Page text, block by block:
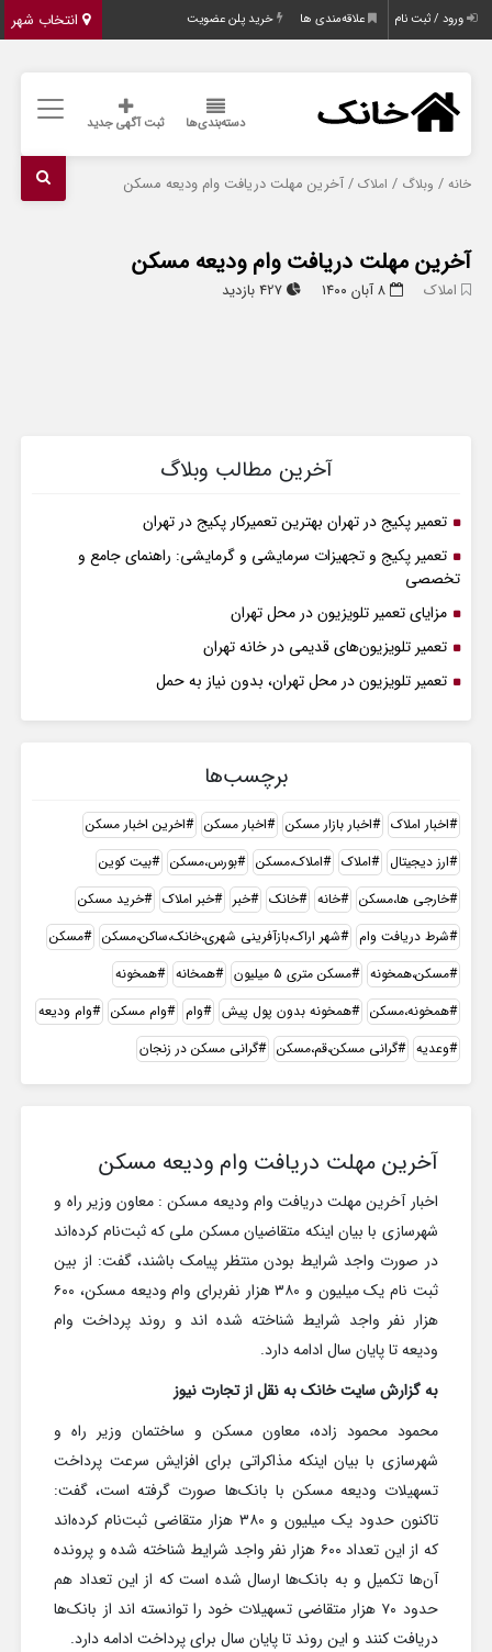
انتخاب شهر ورود / ثبت نام علاقه‌مندی ها خرید پلن عضویت
دسته‌بندی‌ها ثبت آگهی جدید
خانه / وبلاگ / املاک / آخرین مهلت دریافت وام ودیعه مسکن
آخرین مهلت دریافت وام ودیعه مسکن
املاک ۸ آبان ۱۴۰۰ 427 بازدید
آخرین مطالب وبلاگ
تعمیر پکیج در تهران بهترین تعمیرکار پکیج در تهران
تعمیر پکیج و تجهیزات سرمایشی و گرمایشی: راهنمای جامع و
تخصصی
مزایای تعمیر تلویزیون در محل تهران
تعمیر تلویزیون‌های قدیمی در خانه تهران
تعمیر تلویزیون در محل تهران، بدون نیاز به حمل
برچسب‌ها
اخبار املاک اخبار بازار مسکن اخبار مسکن
اخرین اخبار مسکن
ارز دیجیتال
املاک املاک،مسکن بورس،مسکن
بیت کوین
خارجی ها،مسکن
خانه خانک خبر خبر املاک
خرید مسکن
شرط دریافت وام
شهر اراک،بازآفرینی شهری،خانک،ساکن،مسکن
مسکن
مسکن،همخونه
مسکن متری ۵ میلیون همخانه
همخونه
همخونه،مسکن
همخونه بدون پول پیش وام وام مسکن
وام ودیعه
وعدیه
گرانی مسکن،قم،مسکن گرانی مسکن در زنجان
آخرین مهلت دریافت وام ودیعه مسکن
اخبار آخرین مهلت دریافت وام ودیعه مسکن : معاون وزیر راه و
شهرسازی با بیان اینکه متقاضیان مسکن ملی که ثبت‌نام کرده‌اند
در صورت واجد شرایط بودن منتظر پیامک باشند، گفت: از بین
ثبت نام یک میلیون و ۳۸۰ هزار نفربرای وام ودیعه مسکن، ۶۰۰
هزار نفر واجد شرایط شناخته شده اند و روند پرداخت وام
ودیعه تا پایان سال ادامه دارد.
به گزارش سایت خانک به نقل از تجارت نیوز
محمود محمود زاده، معاون مسکن و ساختمان وزیر راه و
شهرسازی با بیان اینکه مذاکراتی برای افزایش سرعت پرداخت
تسهیلات ودیعه مسکن با بانک‌ها صورت گرفته است، گفت:
تاکنون حدود یک میلیون و ۳۸۰ هزار متقاضی ثبت‌نام کرده‌اند
که از این تعداد ۶۰۰ هزار نفر واجد شرایط شناخته شده و پرونده
آن‌ها تکمیل و به بانک‌ها ارسال شده است که از این تعداد هم
حدود ۷۰ هزار متقاضی تسهیلات خود را توانسته اند از بانک‌ها
دریافت کنند و این روند تا پایان سال برای پرداخت ادامه دارد.